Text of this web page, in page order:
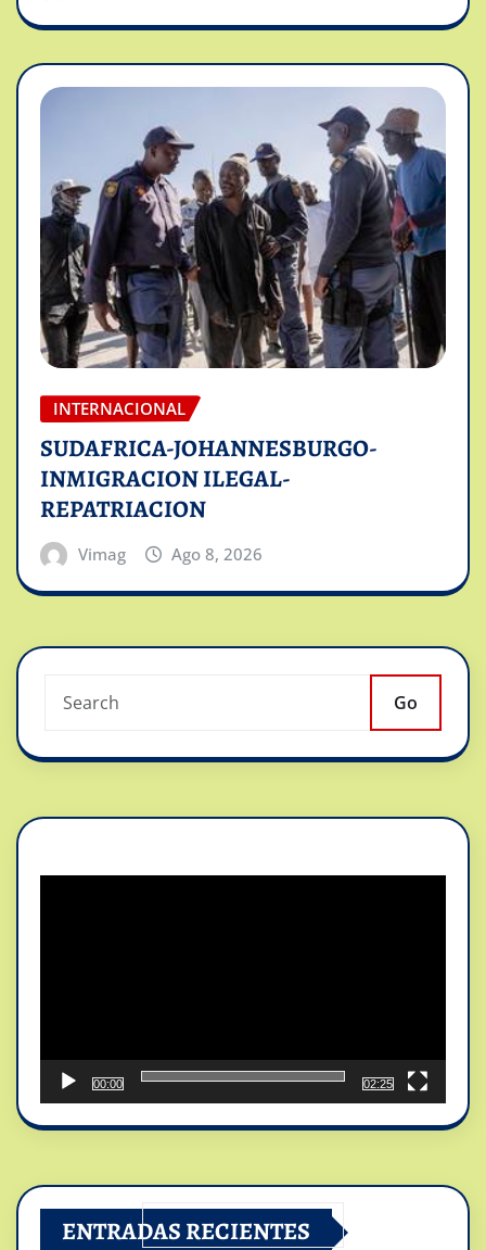
INTERNACIONAL
SUDAFRICA-JOHANNESBURGO-
INMIGRACION ILEGAL-
REPATRIACION
Vimag Ago 8, 2026
Go
00:00 02:25
ENTRADAS RECIENTES